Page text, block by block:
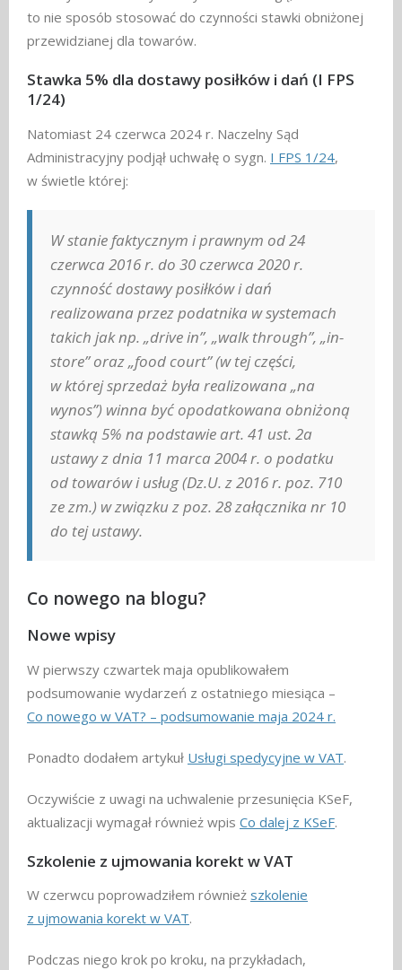
to nie sposób stosować do czynności stawki obniżonej
przewidzianej dla towarów.
Stawka 5% dla dostawy posiłków i dań (I FPS
1/24)
Natomiast 24 czerwca 2024 r. Naczelny Sąd
Administracyjny podjął uchwałę o sygn. I FPS 1/24,
w świetle której:
W stanie faktycznym i prawnym od 24
czerwca 2016 r. do 30 czerwca 2020 r.
czynność dostawy posiłków i dań
realizowana przez podatnika w systemach
takich jak np. „drive in”, „walk through”, „in-
store” oraz „food court” (w tej części,
w której sprzedaż była realizowana „na
wynos”) winna być opodatkowana obniżoną
stawką 5% na podstawie art. 41 ust. 2a
ustawy z dnia 11 marca 2004 r. o podatku
od towarów i usług (Dz.U. z 2016 r. poz. 710
ze zm.) w związku z poz. 28 załącznika nr 10
do tej ustawy.
Co nowego na blogu?
Nowe wpisy
W pierwszy czwartek maja opublikowałem
podsumowanie wydarzeń z ostatniego miesiąca –
Co nowego w VAT? – podsumowanie maja 2024 r.
Ponadto dodałem artykuł Usługi spedycyjne w VAT.
Oczywiście z uwagi na uchwalenie przesunięcia KSeF,
aktualizacji wymagał również wpis Co dalej z KSeF.
Szkolenie z ujmowania korekt w VAT
W czerwcu poprowadziłem również szkolenie
z ujmowania korekt w VAT.
Podczas niego krok po kroku, na przykładach,